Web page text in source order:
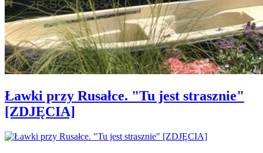
Ławki przy Rusałce. "Tu jest strasznie"
[ZDJĘCIA]